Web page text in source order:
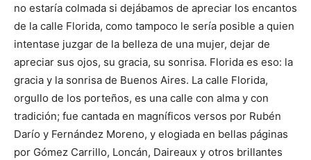
no estaría colmada si dejábamos de apreciar los encantos
de la calle Florida, como tampoco le sería posible a quien
intentase juzgar de la belleza de una mujer, dejar de
apreciar sus ojos, su gracia, su sonrisa. Florida es eso: la
gracia y la sonrisa de Buenos Aires. La calle Florida,
orgullo de los porteños, es una calle con alma y con
tradición; fue cantada en magníficos versos por Rubén
Darío y Fernández Moreno, y elogiada en bellas páginas
por Gómez Carrillo, Loncán, Daireaux y otros brillantes